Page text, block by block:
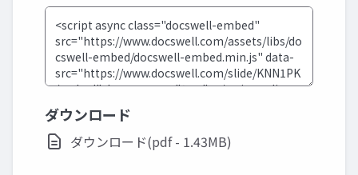
ダウンロード
ダウンロード(pdf - 1.43MB)